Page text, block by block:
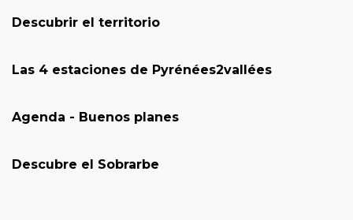
Descubrir el territorio
Las 4 estaciones de Pyrénées2vallées
Agenda - Buenos planes
Descubre el Sobrarbe